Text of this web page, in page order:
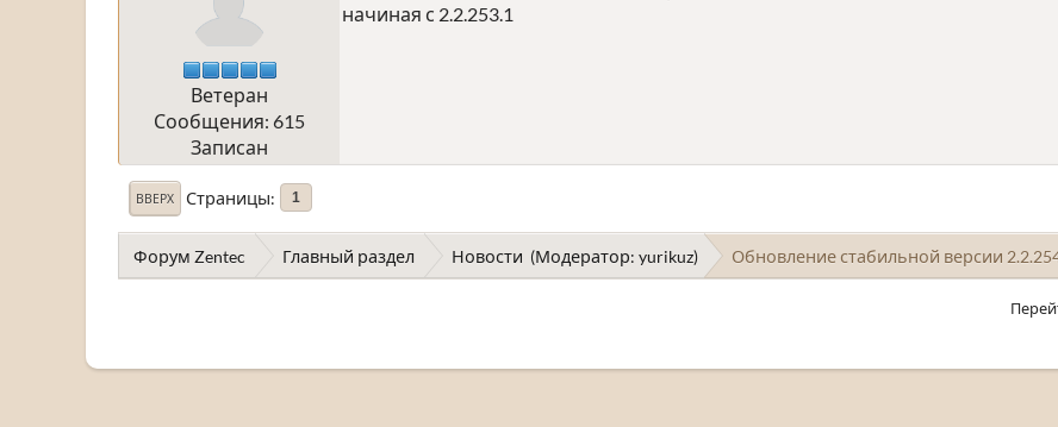
Ветеран
Сообщения: 615
Записан
начиная с 2.2.253.1
ВВЕРХ Страницы 1
Форум Zentec Главный раздел Новости (Модератор: yurikuz) Обновление стабильной версии